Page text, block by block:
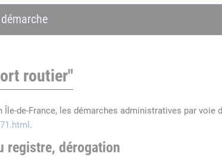
routier"
Île-de-France, les démarches administratives par
.
registre, dérogation